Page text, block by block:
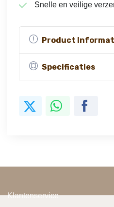
Snelle en veilige
Product
Specificaties
Klantenservice